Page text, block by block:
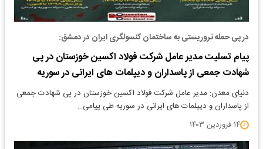
در پی حمله تروریستی به ساختمان کنسولگری ایران در دمشق:
پیام تسلیت مدیر عامل شرکت فولاد اکسین خوزستان در پی
شهادت جمعی از پاسداران و دیپلمات های ایرانی در سوریه
دنیای معدن: مدیر عامل شرکت فولاد اکسین خوزستان در پی شهادت جمعی
از پاسداران و دیپلمات های ایرانی در سوریه طی پیامی…
۱۴ فروردین ۱۴۰۳